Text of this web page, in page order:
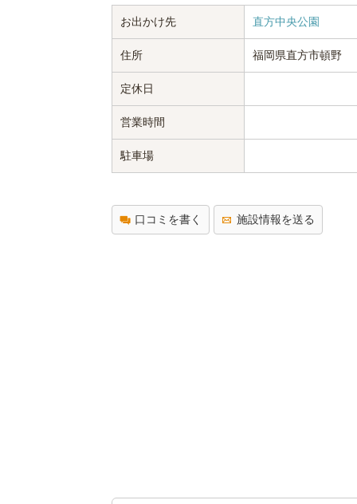
お出かけ先 直方中央公園
住所 福岡県直方市頓野
定休日
営業時間
駐車場
口コミを書く 施設情報を送る